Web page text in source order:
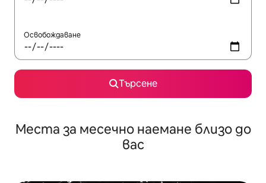
Освобождаване
Търсене
Места за месечно наемане близо до
вас